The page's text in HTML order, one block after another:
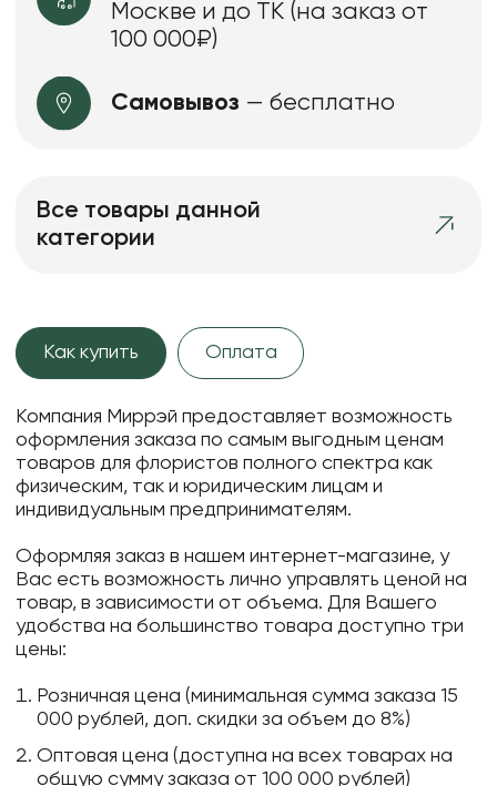
Москве и до ТК (на заказ от
100 000₽)
Самовывоз — бесплатно
Все товары данной
категории
Как купить Оплата
Компания Миррэй предоставляет возможность
оформления заказа по самым выгодным ценам
товаров для флористов полного спектра как
физическим, так и юридическим лицам и
индивидуальным предпринимателям.
Оформляя заказ в нашем интернет-магазине, у
Вас есть возможность лично управлять ценой на
товар, в зависимости от объема. Для Вашего
удобства на большинство товара доступно три
цены:
Розничная цена (минимальная сумма заказа 15
000 рублей, доп. скидки за объем до 8%)
Оптовая цена (доступна на всех товарах на
общую сумму заказа от 100 000 рублей)